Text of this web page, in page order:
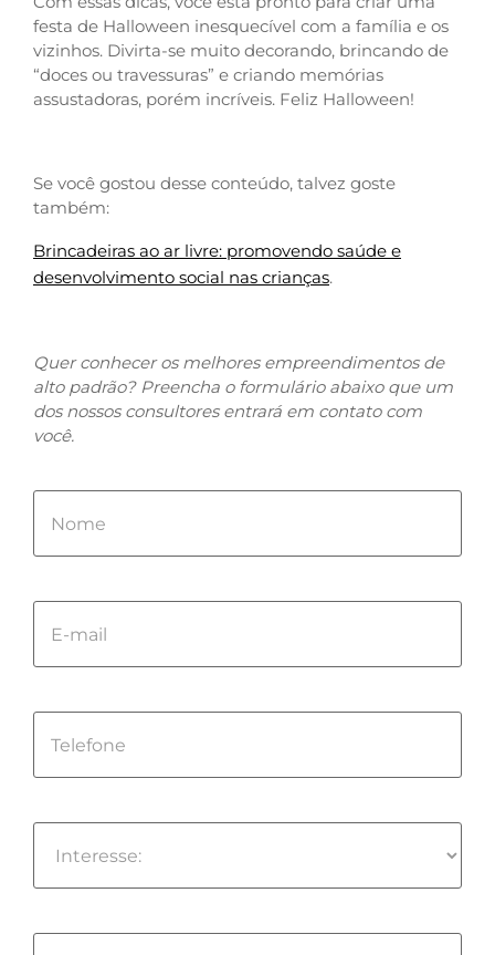
festa de Halloween inesquecível com a família e os
vizinhos. Divirta-se muito decorando, brincando de
“doces ou travessuras” e criando memórias
assustadoras, porém incríveis. Feliz Halloween!
Se você gostou desse conteúdo, talvez goste
também:
Brincadeiras ao ar livre: promovendo saúde e
desenvolvimento social nas crianças.
Quer conhecer os melhores empreendimentos de
alto padrão? Preencha o formulário abaixo que um
dos nossos consultores entrará em contato com
você.
leave
this
empty.